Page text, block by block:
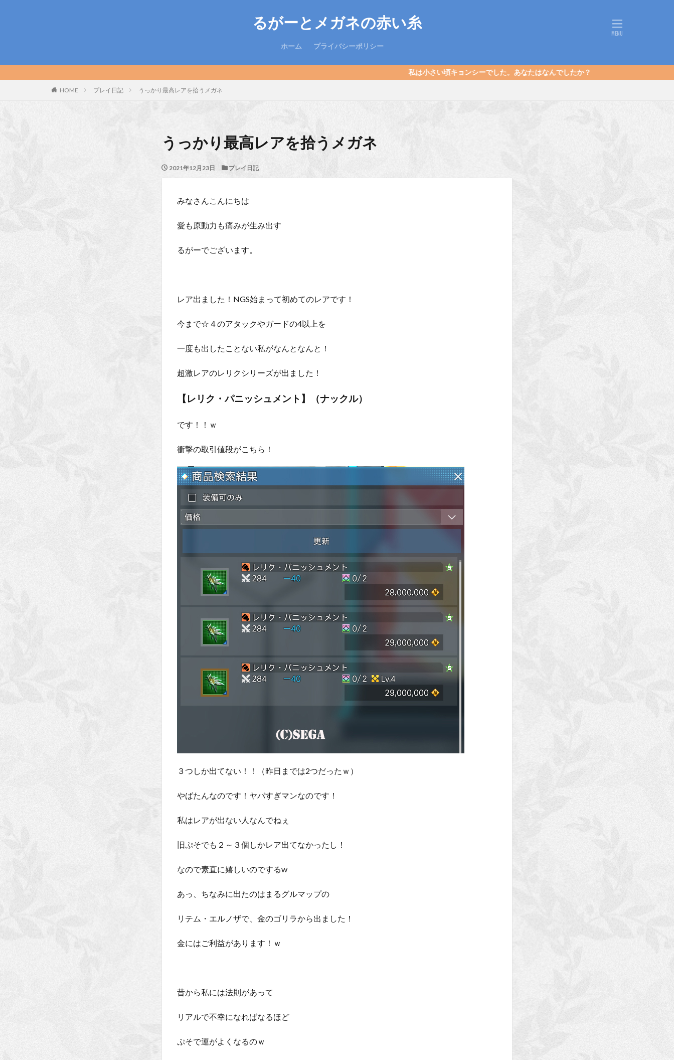
るがーとメガネの赤い糸
ホーム プライバシーポリシー
私は小さい頃キョンシーでした。あなたはなんでしたか？
HOME プレイ日記 うっかり最高レアを拾うメガネ
うっかり最高レアを拾うメガネ
2021年12月23日 プレイ日記
みなさんこんにちは
愛も原動力も痛みが生み出す
るがーでございます。
レア出ました！NGS始まって初めてのレアです！
今まで☆４のアタックやガードの4以上を
一度も出したことない私がなんとなんと！
超激レアのレリクシリーズが出ました！
【レリク・パニッシュメント】（ナックル）
です！！ｗ
衝撃の取引値段がこちら！
３つしか出てない！！（昨日までは2つだったｗ）
やばたんなのです！ヤバすぎマンなのです！
私はレアが出ない人なんでねぇ
旧ぷそでも２～３個しかレア出てなかったし！
なので素直に嬉しいのでするw
あっ、ちなみに出たのはまるグルマップの
リテム・エルノザで、金のゴリラから出ました！
金にはご利益があります！ｗ
昔から私には法則があって
リアルで不幸になればなるほど
ぷそで運がよくなるのｗ